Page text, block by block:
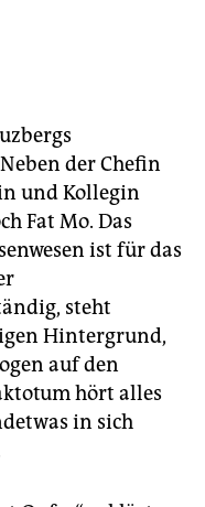
der Chefin
und Kollegin
Fat Mo. Das
ist für das
steht
Hintergrund,
auf den
hört alles
in sich